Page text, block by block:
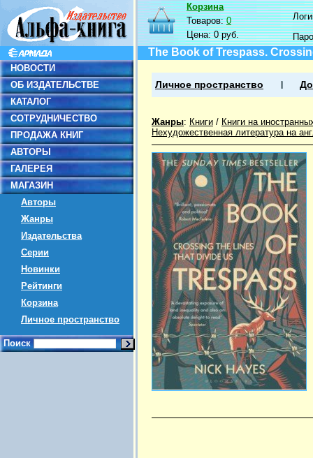
НОВОСТИ
ОБ ИЗДАТЕЛЬСТВЕ
КАТАЛОГ
СОТРУДНИЧЕСТВО
ПРОДАЖА КНИГ
АВТОРЫ
ГАЛЕРЕЯ
МАГАЗИН
Авторы
Жанры
Издательства
Серии
Новинки
Рейтинги
Корзина
Личное пространство
Поиск
Корзина
Товаров:0
Цена:0 руб.
The Book of Trespass.
Личное пространство
Жанры: Книги / Книги на
Нехудожественная литература на